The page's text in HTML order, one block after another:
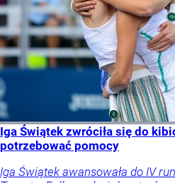
Iga Świątek zwróciła się do
potrzebować pomocy
Iga Świątek awansowała do IV